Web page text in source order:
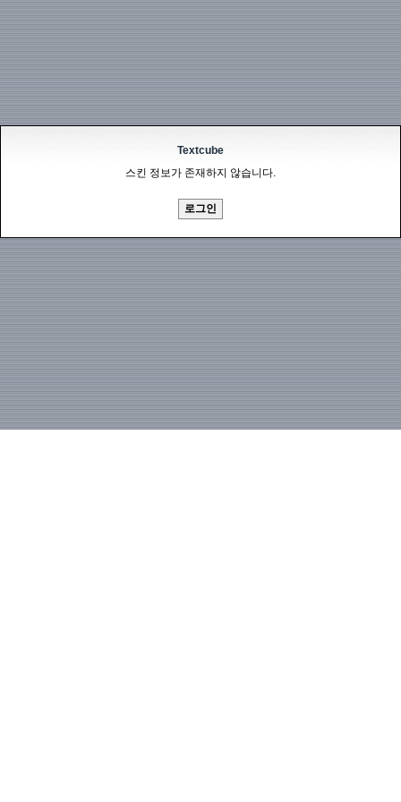
Textcube
스킨 정보가 존재하지 않습니다.